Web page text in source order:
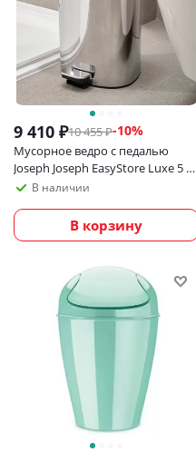
9 410 ₽10 455₽-10%
Мусорное ведро с педалью
Joseph Joseph EasyStore Luxe 5 л,
угловое
В наличии
В корзину